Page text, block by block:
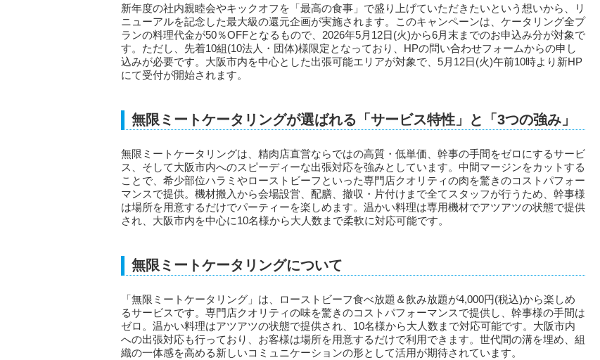
新年度の社内親睦会やキックオフを「最高の食事」で盛り上げていただきたいという想いから、リ
ニューアルを記念した最大級の還元企画が実施されます。このキャンペーンは、ケータリング全プ
ランの料理代金が50％OFFとなるもので、2026年5月12日(火)から6月末までのお申込み分が対象で
す。ただし、先着10組(10法人・団体)様限定となっており、HPの問い合わせフォームからの申し
込みが必要です。大阪市内を中心とした出張可能エリアが対象で、5月12日(火)午前10時より新HP
にて受付が開始されます。
無限ミートケータリングが選ばれる「サービス特性」と「3つの強み」
無限ミートケータリングは、精肉店直営ならではの高質・低単価、幹事の手間をゼロにするサービ
ス、そして大阪市内へのスピーディーな出張対応を強みとしています。中間マージンをカットする
ことで、希少部位ハラミやローストビーフといった専門店クオリティの肉を驚きのコストパフォー
マンスで提供。機材搬入から会場設営、配膳、撤収・片付けまで全てスタッフが行うため、幹事様
は場所を用意するだけでパーティーを楽しめます。温かい料理は専用機材でアツアツの状態で提供
され、大阪市内を中心に10名様から大人数まで柔軟に対応可能です。
無限ミートケータリングについて
「無限ミートケータリング」は、ローストビーフ食べ放題＆飲み放題が4,000円(税込)から楽しめ
るサービスです。専門店クオリティの味を驚きのコストパフォーマンスで提供し、幹事様の手間は
ゼロ。温かい料理はアツアツの状態で提供され、10名様から大人数まで対応可能です。大阪市内
への出張対応も行っており、お客様は場所を用意するだけで利用できます。世代間の溝を埋め、組
織の一体感を高める新しいコミュニケーションの形として活用が期待されています。